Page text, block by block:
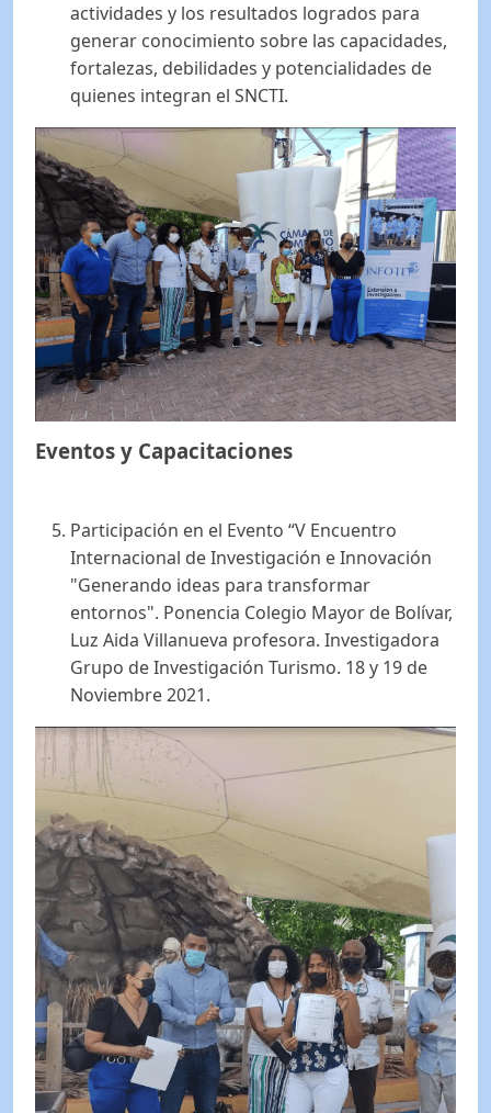
actividades y los resultados logrados para
generar conocimiento sobre las capacidades,
fortalezas, debilidades y potencialidades de
quienes integran el SNCTI.
Eventos y Capacitaciones
Participación en el Evento “V Encuentro
Internacional de Investigación e Innovación
"Generando ideas para transformar
entornos". Ponencia Colegio Mayor de Bolívar,
Luz Aida Villanueva profesora. Investigadora
Grupo de Investigación Turismo. 18 y 19 de
Noviembre 2021.